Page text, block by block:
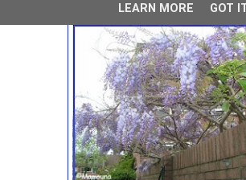
LEARN MORE GOT